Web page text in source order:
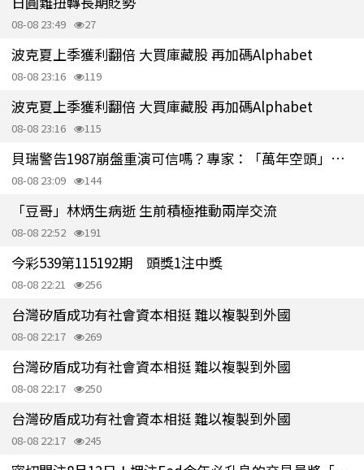
08-08 23:49 27
波克夏上季獲利翻倍 大買庫藏股 再加碼Alphabet
08-08 23:16 119
波克夏上季獲利翻倍 大買庫藏股 再加碼Alphabet
08-08 23:16 115
貝瑞警告1987崩盤重演可信嗎？專家：「萬年空頭」忽略美股重要事實
08-08 23:09 144
「豆哥」林炳生病逝 生前積極推動兩岸交流
08-08 22:52 191
今彩539第115192期 頭獎1注中獎
08-08 22:21 256
台灣矽盾成功有社會資本相挺 難以複製到外國
08-08 22:17 269
台灣矽盾成功有社會資本相挺 難以複製到外國
08-08 22:17 250
台灣矽盾成功有社會資本相挺 難以複製到外國
08-08 22:17 245